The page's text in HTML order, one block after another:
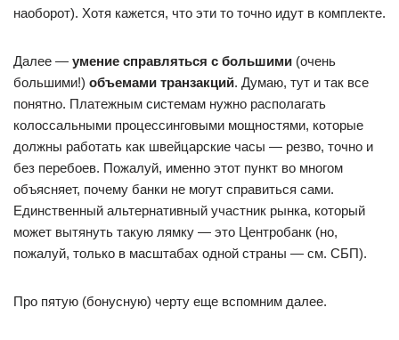
наоборот). Хотя кажется, что эти то точно идут в комплекте.
Далее — умение справляться с большими (очень
большими!) объемами транзакций. Думаю, тут и так все
понятно. Платежным системам нужно располагать
колоссальными процессинговыми мощностями, которые
должны работать как швейцарские часы — резво, точно и
без перебоев. Пожалуй, именно этот пункт во многом
объясняет, почему банки не могут справиться сами.
Единственный альтернативный участник рынка, который
может вытянуть такую лямку — это Центробанк (но,
пожалуй, только в масштабах одной страны — см. СБП).
Про пятую (бонусную) черту еще вспомним далее.